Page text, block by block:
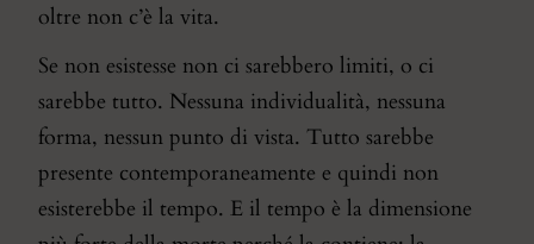
oltre non c’è la vita.
Se non esistesse non ci sarebbero limiti, o ci
sarebbe tutto. Nessuna individualità, nessuna
forma, nessun punto di vista. Tutto sarebbe
presente contemporaneamente e quindi non
esisterebbe il tempo. E il tempo è la dimensione